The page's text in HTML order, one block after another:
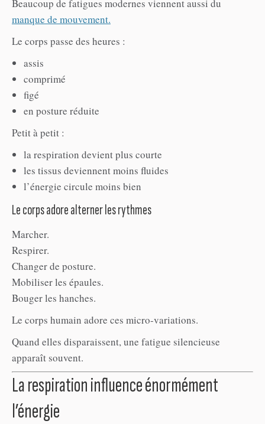
Beaucoup de fatigues modernes viennent aussi du
manque de mouvement.
Le corps passe des heures :
assis
comprimé
figé
en posture réduite
Petit à petit :
la respiration devient plus courte
les tissus deviennent moins fluides
l’énergie circule moins bien
Le corps adore alterner les rythmes
Marcher.
Respirer.
Changer de posture.
Mobiliser les épaules.
Bouger les hanches.
Le corps humain adore ces micro-variations.
Quand elles disparaissent, une fatigue silencieuse
apparaît souvent.
La respiration influence énormément
l’énergie